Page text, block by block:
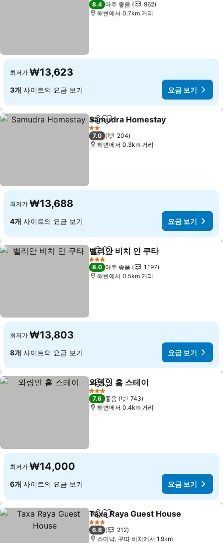
8.4 아주 좋음
962
해변에서 0.7km 거리
최저가 ₩13,623
3개 사이트의 요금 보기 요금 보기
공유 즐겨찾기에 추가
Samudra Homestay
2 성급
7.0
204
해변에서 0.3km 거리
최저가 ₩13,688
4개 사이트의 요금 보기 요금 보기
공유 즐겨찾기에 추가
벨리안 비치 인 쿠타
3 성급
8.0 아주 좋음
1,197
해변에서 0.5km 거리
최저가 ₩13,803
8개 사이트의 요금 보기 요금 보기
공유 즐겨찾기에 추가
와링인 홈 스테이
3 성급
7.6 좋음
743
해변에서 0.4km 거리
최저가 ₩14,000
6개 사이트의 요금 보기 요금 보기
공유 즐겨찾기에 추가
Taxa Raya Guest House
3 성급
6.6
212
스미냑, 꾸따 비치에서 1.9km